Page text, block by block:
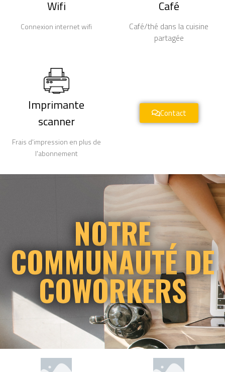
Wifi
Connexion internet wifi
Café
Café/thé dans la cuisine
partagée
Imprimante
scanner
Frais d'impression en plus de
l'abonnement
Contact
NOTRE
COMMUNAUTÉ DE
COWORKERS